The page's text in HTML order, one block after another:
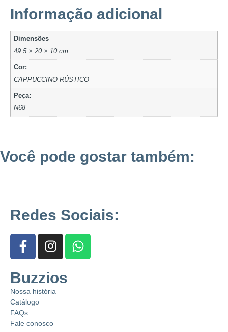
Informação adicional
Dimensões
49.5 × 20 × 10 cm
Cor:
CAPPUCCINO RÚSTICO
Peça:
N68
Você pode gostar também:
Redes Sociais:
Buzzios
Nossa história
Catálogo
FAQs
Fale conosco